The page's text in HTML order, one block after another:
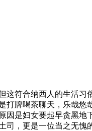
这符合纳西人的生活
打牌喝茶聊天，乐哉
因是妇女要起早贪黑
，更是一位当之无愧